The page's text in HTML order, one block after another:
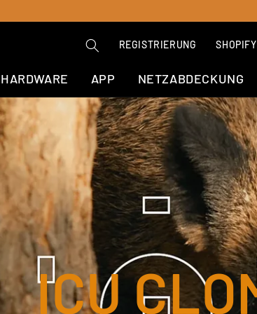
REGISTRIERUNG
HARDWARE APP NETZABDECKUNG
ICU